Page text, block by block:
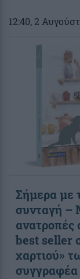
12:40, 2
Σήμερα με
συνταγή –
ανατροπές
best seller
χαρτιού»